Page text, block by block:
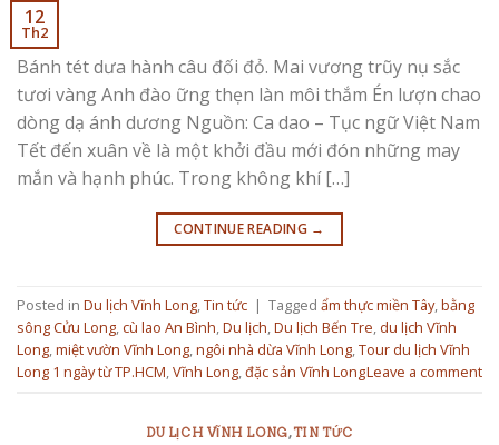
12
Th2
Bánh tét dưa hành câu đối đỏ. Mai vương trũy nụ sắc
tươi vàng Anh đào ững thẹn làn môi thắm Én lượn chao
dòng dạ ánh dương Nguồn: Ca dao – Tục ngữ Việt Nam
Tết đến xuân về là một khởi đầu mới đón những may
mắn và hạnh phúc. Trong không khí […]
CONTINUE READING →
Posted in Du lịch Vĩnh Long,Tin tức | Tagged ẩm thực miền Tây,bằng
sông Cửu Long,cù lao An Bình,Du lịch,Du lịch Bến Tre, du lịch Vĩnh
Long,miệt vườn Vĩnh Long,ngôi nhà dừa Vĩnh Long,Tour du lịch Vĩnh
Long 1 ngày từ TP.HCM,Vĩnh Long,đặc sản Vĩnh LongLeave a comment
DU LỊCH VĨNH LONG,TIN TỨC